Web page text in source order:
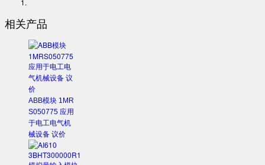
相关产品
ABB模块 1MR
S050775 应用
于电工电气机
械设备 议价